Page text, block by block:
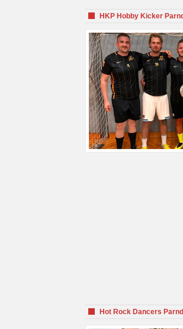
HKP Hobby Kicker
Hot Rock Dancers